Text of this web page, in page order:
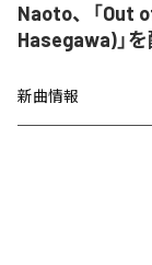
Naoto、「Out
Hasegawa)」
新曲情報